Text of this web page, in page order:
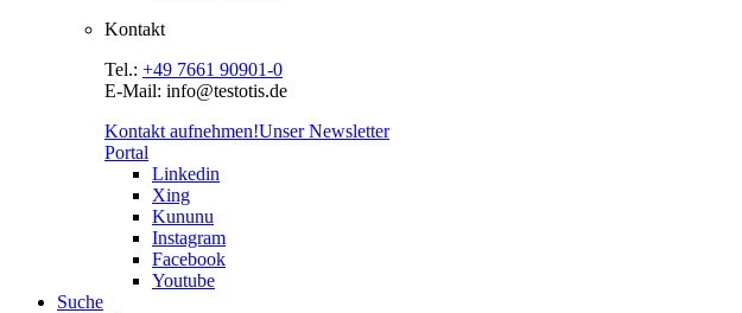
Kontakt
Tel.: +49 7661 90901-0
E-Mail: info@testotis.de
Kontakt aufnehmen!Unser Newsletter
Portal
Linkedin
Xing
Kununu
Instagram
Facebook
Youtube
Suche